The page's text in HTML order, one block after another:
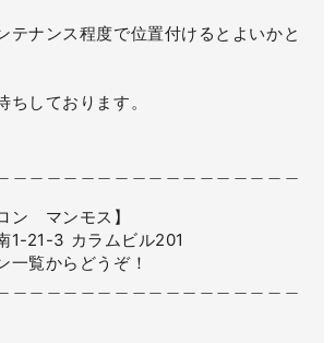
テナンス程度で位置付けるとよいかと
ちしております。
ン マンモス】
1-21-3 カラムビル201
一覧からどうぞ！